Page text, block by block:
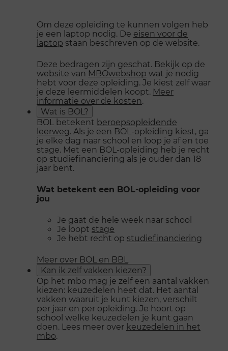
Om deze opleiding te kunnen volgen heb
je een laptop nodig. De eisen voor de
laptop staan beschreven op de website.
Deze bedragen zijn geschat. Bekijk op de
website van MBOwebshop wat je nodig
hebt voor deze opleiding. Je kiest zelf waar
je deze leermiddelen koopt. Meer
informatie over de kosten.
Wat is BOL?
BOL betekent beroepsopleidende
leerweg. Als je een BOL-opleiding kiest, ga
je elke dag naar school en loop je af en toe
stage. Met een BOL-opleiding heb je recht
op studiefinanciering als je ouder dan 18
jaar bent.
Wat betekent een BOL-opleiding voor
jou
Je gaat de hele week naar school
Je loopt stage
Je hebt recht op studiefinanciering
Meer over BOL en BBL
Kan ik zelf vakken kiezen?
Op het mbo mag je zelf een aantal vakken
kiezen: keuzedelen heet dat. Het aantal
vakken waaruit je kunt kiezen, verschilt
per jaar en per opleiding. Je hoort op
school welke keuzedelen je kunt gaan
doen. Lees meer over keuzedelen in het
mbo.